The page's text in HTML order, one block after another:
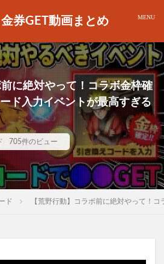
券GET動画まとめ
に絶対やって！コラボ金枠確
ド入力イベントが最高すぎる
705件のビュー
ド 【荒野行動】コラボ前に絶対やって！